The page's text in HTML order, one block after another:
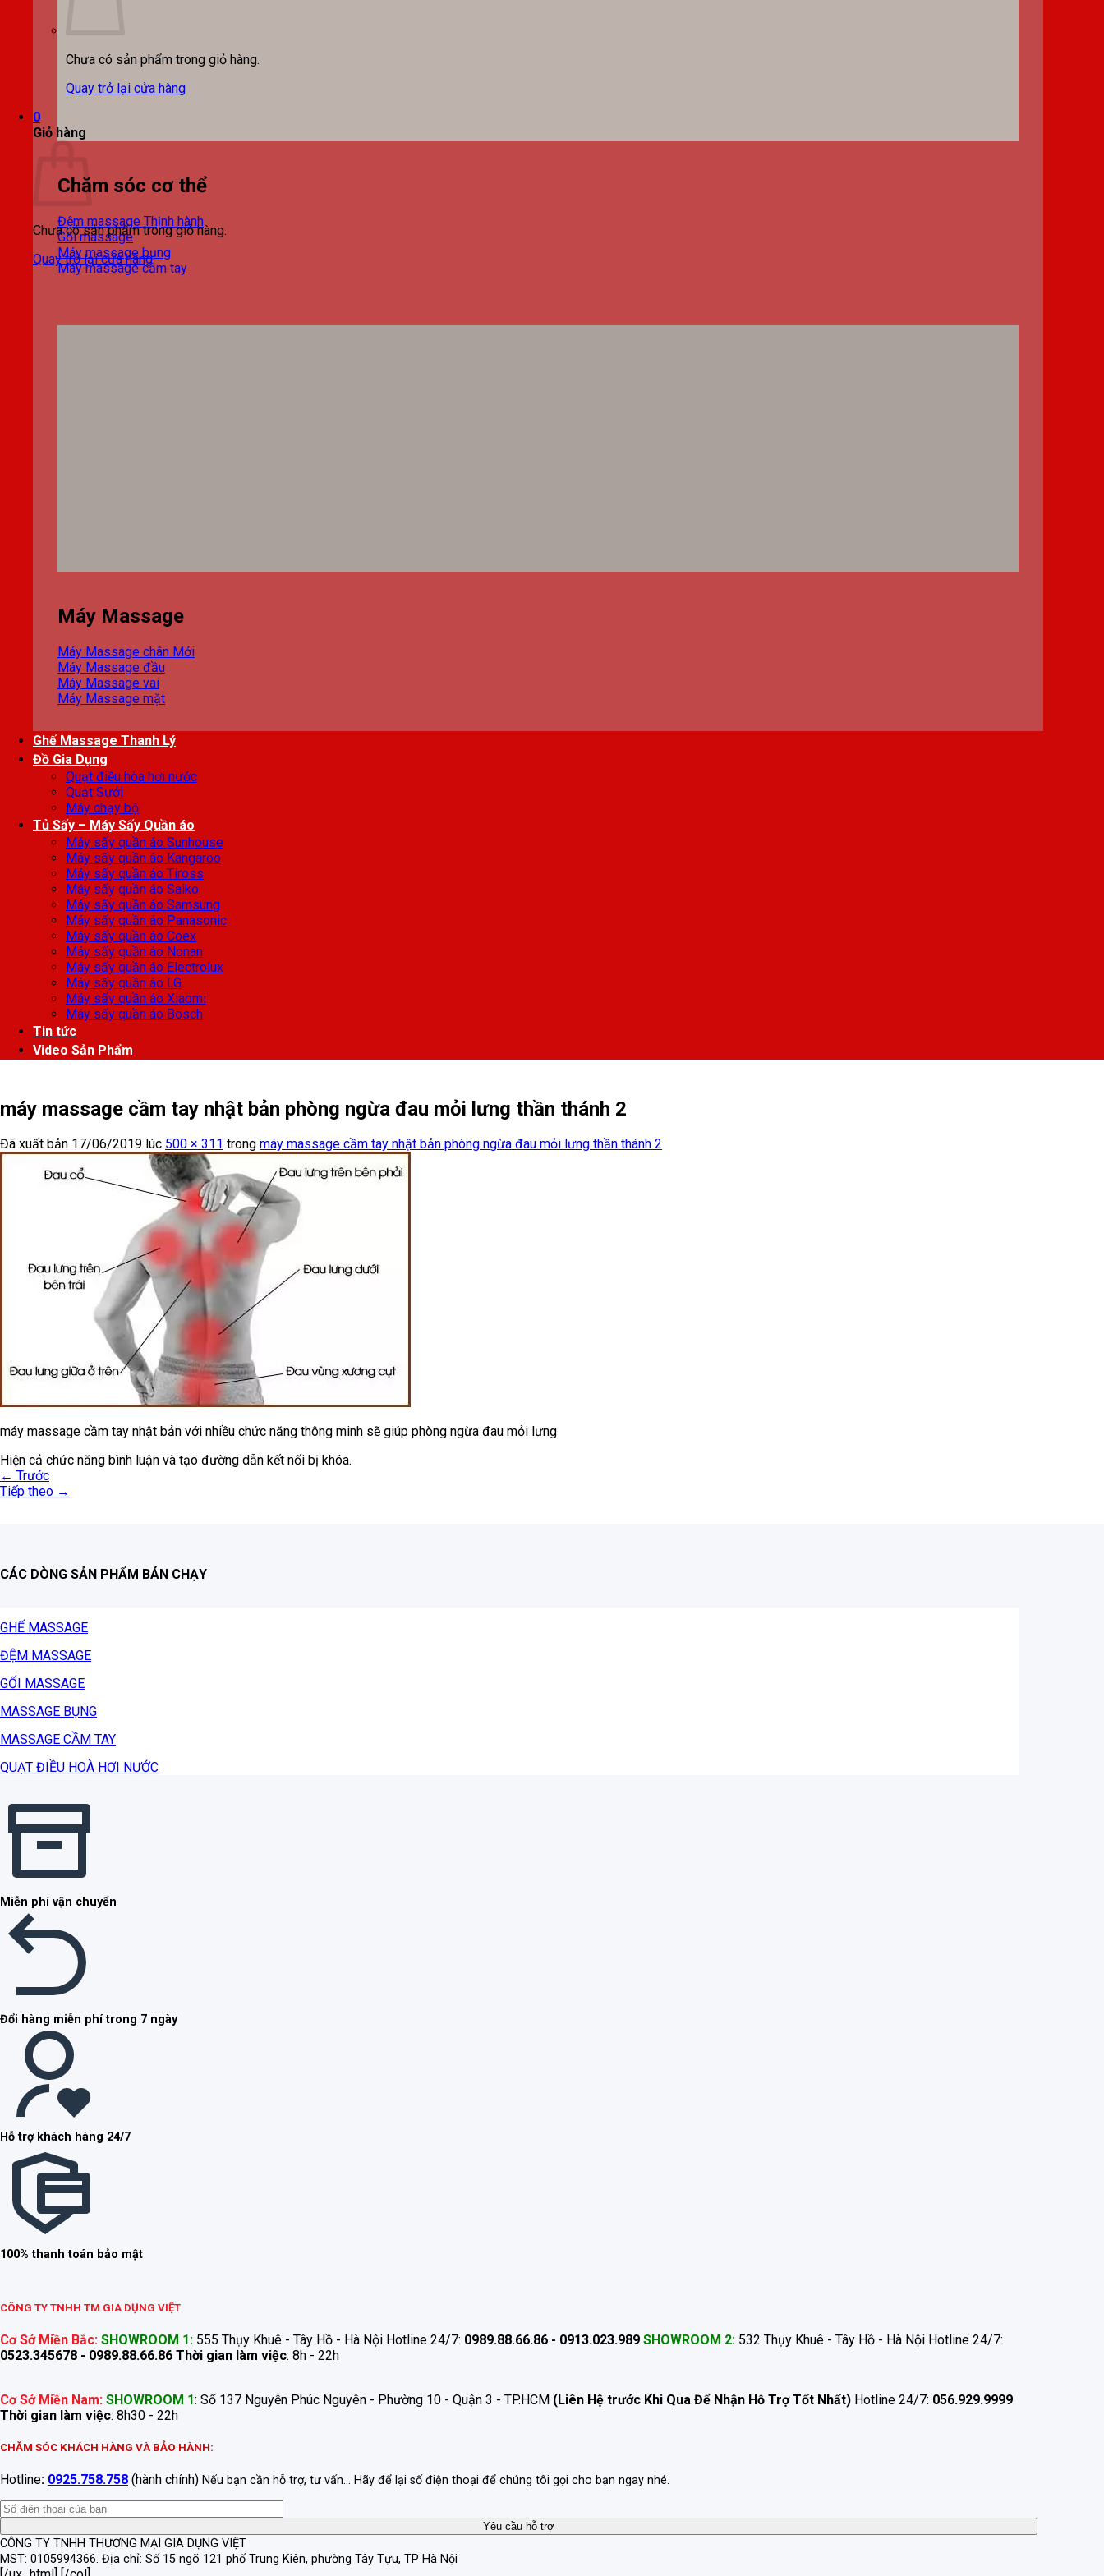
Chưa có sản phẩm trong giỏ hàng.
Quay trở lại cửa hàng
0
Giỏ hàng
Chưa có sản phẩm trong giỏ hàng.
Quay trở lại cửa hàng
Chăm sóc cơ thể
Đệm massage
Gối massage
Máy massage bụng
Máy massage cầm tay
Máy Massage
Máy Massage chân
Máy Massage đầu
Máy Massage vai
Máy Massage mặt
Ghế Massage Thanh Lý
Đồ Gia Dụng
Quạt điều hòa hơi nước
Quạt Sưởi
Máy chạy bộ
Tủ Sấy – Máy Sấy Quần áo
Máy sấy quần áo Sunhouse
Máy sấy quần áo Kangaroo
Máy sấy quần áo Tiross
Máy sấy quần áo Saiko
Máy sấy quần áo Samsung
Máy sấy quần áo Panasonic
Máy sấy quần áo Coex
Máy sấy quần áo Nonan
Máy sấy quần áo Electrolux
Máy sấy quần áo LG
Máy sấy quần áo Xiaomi
Máy sấy quần áo Bosch
Tin tức
Video Sản Phẩm
máy massage cầm tay nhật bản phòng ngừa đau mỏi lưng thần thánh 2
Đã xuất bản 17/06/2019 lúc 500 × 311 trong máy massage cầm tay nhật bản phòng ngừa đau mỏi lưng thần thánh 2
máy massage cầm tay nhật bản với nhiều chức năng thông minh sẽ giúp phòng ngừa đau mỏi lưng
Hiện cả chức năng bình luận và tạo đường dẫn kết nối bị khóa.
← Trước
Tiếp theo →
CÁC DÒNG SẢN PHẨM BÁN CHẠY
GHẾ MASSAGE
ĐỆM MASSAGE
GỐI MASSAGE
MASSAGE BỤNG
MASSAGE CẦM TAY
QUẠT ĐIỀU HOÀ HƠI NƯỚC
Miễn phí vận chuyển
Đổi hàng miễn phí trong 7 ngày
Hỗ trợ khách hàng 24/7
100% thanh toán bảo mật
CÔNG TY TNHH TM GIA DỤNG VIỆT
Cơ Sở Miền Bắc: SHOWROOM 1: 555 Thụy Khuê - Tây Hồ - Hà Nội Hotline 24/7: 0989.88.66.86 - 0913.023.989 SHOWROOM 2: 532 Thụy Khuê - Tây Hồ - Hà Nội Hotline 24/7:
0523.345678 - 0989.88.66.86 Thời gian làm việc: 8h - 22h
Cơ Sở Miền Nam: SHOWROOM 1: Số 137 Nguyễn Phúc Nguyên - Phường 10 - Quận 3 - TP.HCM (Liên Hệ trước Khi Qua Để Nhận Hỗ Trợ Tốt Nhất) Hotline 24/7: 056.929.9999
Thời gian làm việc: 8h30 - 22h
CHĂM SÓC KHÁCH HÀNG VÀ BẢO HÀNH:
Hotline: 0925.758.758 (hành chính) Nếu bạn cần hỗ trợ, tư vấn... Hãy để lại số điện thoại để chúng tôi gọi cho bạn ngay nhé.
CÔNG TY TNHH THƯƠNG MẠI GIA DỤNG VIỆT
MST: 0105994366. Địa chỉ: Số 15 ngõ 121 phố Trung Kiên, phường Tây Tựu, TP Hà Nội